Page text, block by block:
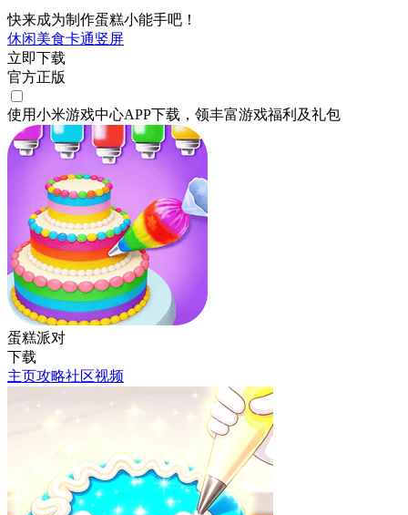
快来成为制作蛋糕小能手吧！
休闲美食卡通竖屏
立即下载
官方正版
使用小米游戏中心APP下载 ，领丰富游戏福利 及礼包
蛋糕派对
下载
主页攻略社区视频